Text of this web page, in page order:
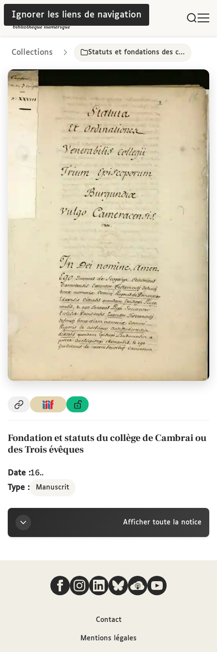
Ignorer les liens de navigation
Collections Statuts et fondations des collèges parisiens
Fondation et statuts du collège de Cambrai ou
des Trois évêques
Date :16..
Type :
Manuscrit
Afficher toute la notice
Titre
Fondation et statuts du collège de Cambrai ou des
Trois évêques
Description hiérarchisée dans le catalogue
Nous suivre
Contact
Mentions légales